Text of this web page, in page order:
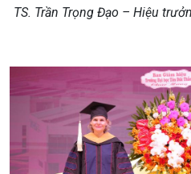
TS. Trần Trọng Đạo – Hiệu